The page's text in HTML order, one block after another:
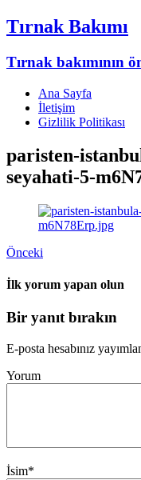
Tırnak Bakımı
Tırnak bakımının
Ana Sayfa
İletişim
Gizlilik Politikası
paristen-
seyahati-5-
Önceki
İlk yorum yapan olun
Bir yanıt bırakın
E-posta hesabınız
Yorum
İsim*